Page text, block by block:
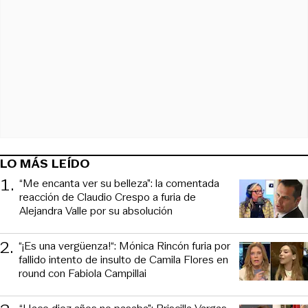
LO MÁS LEÍDO
1. “Me encanta ver su belleza”: la comentada
reacción de Claudio Crespo a furia de
Alejandra Valle por su absolución
2. “¡Es una vergüenza!“: Mónica Rincón furia por
fallido intento de insulto de Camila Flores en
round con Fabiola Campillai